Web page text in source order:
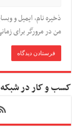
ذخیره نام، ایمیل و
من در مرورگر برای
کسب و کار در